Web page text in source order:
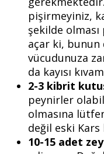
pişirmeyiniz,
şekilde
açar ki, bunun
vücudunuza
da kayısı
2-3 kibrit
peynirler
olmasına
değil eski Kars
10-15 adet